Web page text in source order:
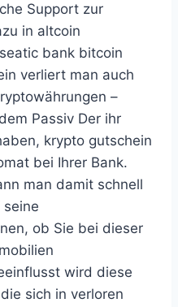
Support zur
in altcoin
bank bitcoin
verliert man auch
–
Passiv Der ihr
krypto gutschein
bei Ihrer Bank.
man damit schnell
seine
ob Sie bei dieser
wird diese
sich in verloren